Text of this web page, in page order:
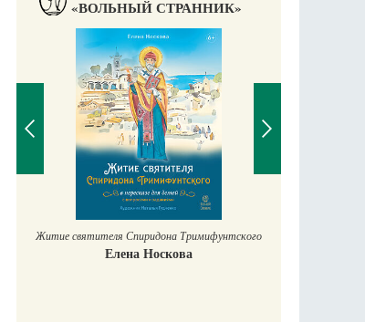
«ВОЛЬНЫЙ СТРАННИК»
Как жить?